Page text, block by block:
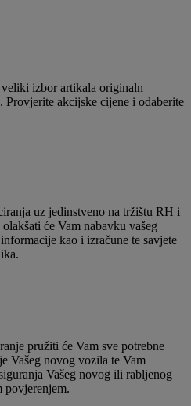
izbor artikala originaln
Provjerite akcijske cijene i odaberite
uz jedinstveno na tržištu RH i
će Vam nabavku vašeg
kao i izračune te savjete
pružiti će Vam sve potrebne
Vašeg novog vozila te Vam
Vašeg novog ili rabljenog
povjerenjem.